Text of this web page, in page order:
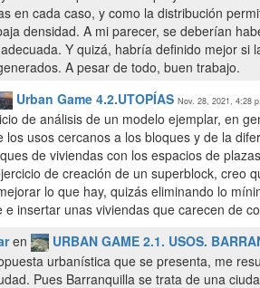
en cada caso, y como la distribución
densidad. A mi parecer, se deberían
Y quizá, habría definido mejor
A pesar de todo, buen trabajo.
Urban Game 4.2.UTOPÍAS Nov. 28, 2021, 4:28
de análisis de un modelo ejemplar, en
los usos cercanos a los bloques y de la
de viviendas con los espacios de
de creación de un superblock, creo
lo que hay, quizás eliminando lo
e insertar unas viviendas que carecen de
en
URBAN GAME 2.1. USOS.
urbanística que se presenta, me
Pues Barranquilla se trata de una